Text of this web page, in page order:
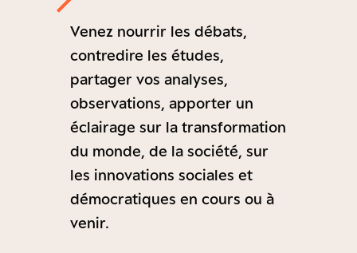
Venez nourrir les débats,
contredire les études,
partager vos analyses,
observations, apporter un
éclairage sur la transformation
du monde, de la société, sur
les innovations sociales et
démocratiques en cours ou à
venir.